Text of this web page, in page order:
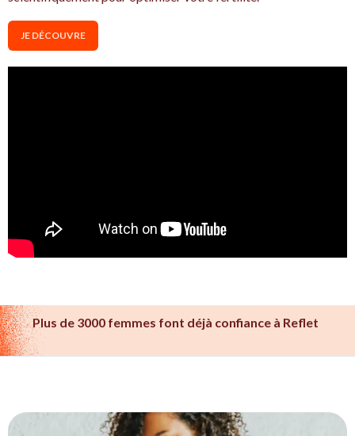
JE DÉCOUVRE
Plus de 3000 femmes font déjà confiance à Reflet